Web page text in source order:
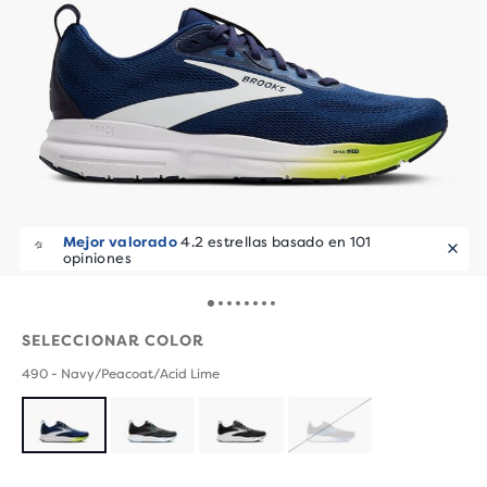
Mejor valorado4.2 estrellas basado en 101
opiniones
SELECCIONAR COLOR
490 - Navy/Peacoat/Acid Lime
AGOTADO